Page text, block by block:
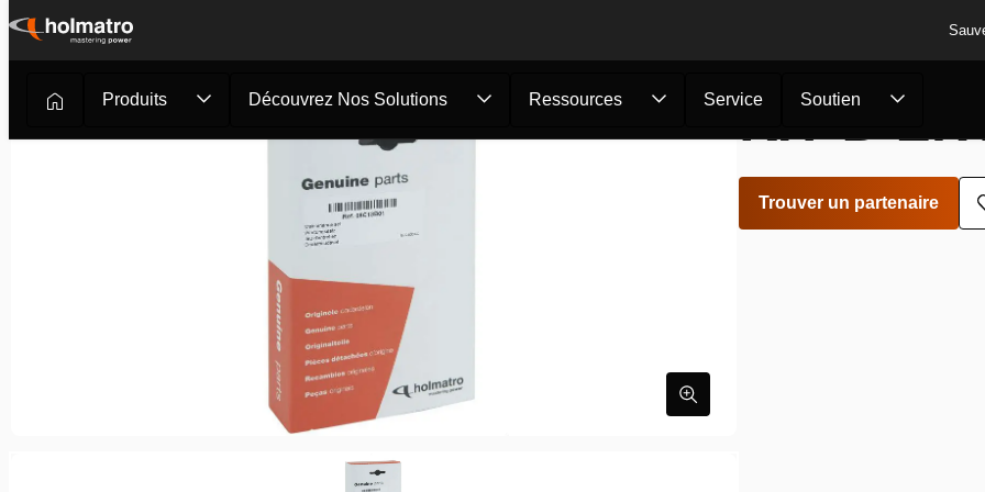
Passer
contenuProduits Découvrez Nos Solutions Ressources Service Soutien
KIT
Trouver un partenaire